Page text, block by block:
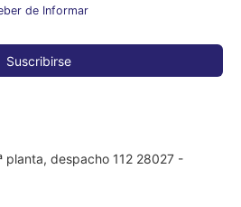
de Informar
planta, despacho 112 28027 -